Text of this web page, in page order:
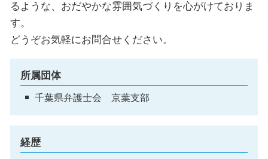
るような、おだやかな雰囲気づくりを心がけておりま
す。
どうぞお気軽にお問合せください。
所属団体
千葉県弁護士会 京葉支部
経歴